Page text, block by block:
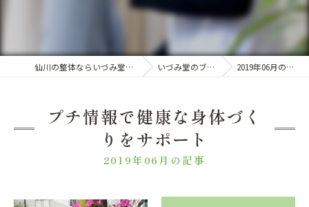
仙川の整体ならいづみ堂整体院 いづみ堂のブログ 2019年06月の記事
プチ情報で健康な身体づく
りをサポート
2019年06月の記事